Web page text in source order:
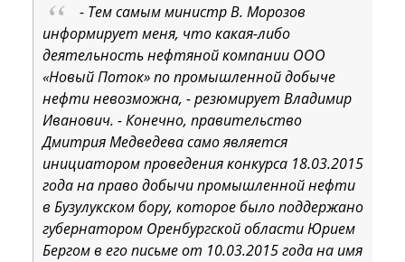
- Тем самым министр В. Морозов
информирует меня, что какая-либо
деятельность нефтяной компании ООО
«Новый Поток» по промышленной добыче
нефти невозможна, - резюмирует Владимир
Иванович. - Конечно, правительство
Дмитрия Медведева само является
инициатором проведения конкурса 18.03.2015
года на право добычи промышленной нефти
в Бузулукском бору, которое было поддержано
губернатором Оренбургской области Юрием
Бергом в его письме от 10.03.2015 года на имя